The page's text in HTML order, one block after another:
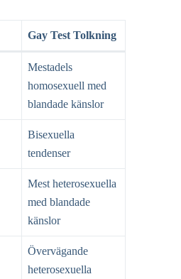
Gay Test Tolkning
Mestadels
homosexuell med
blandade känslor
Bisexuella
tendenser
Mest heterosexuella
med blandade
känslor
Övervägande
heterosexuella